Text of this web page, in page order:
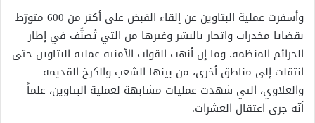
وأسفرت عملية البتاوين عن إلقاء القبض على أكثر من 600 متورّط
بقضايا مخدرات واتجار بالبشر وغيرها من التي تُصنَّف في إطار
الجرائم المنظمة. وما إن أنهت القوات الأمنية عملية البتاوين حتى
انتقلت إلى مناطق أخرى، من بينها الشعب والكرخ القديمة
والعلاوي، التي شهدت عمليات مشابهة لعملية البتاوين، علماً
أنّه جرى اعتقال العشرات.